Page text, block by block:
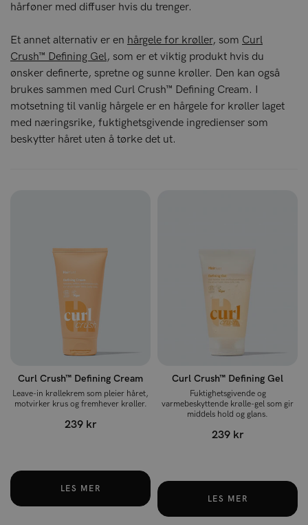
hårføner med diffuser hvis du trenger.
Et annet alternativ er en hårgele for krøller, som Curl
Crush™ Defining Gel, som er et viktig produkt hvis du
ønsker definerte, spretne og sunne krøller. Den kan også
brukes sammen med Curl Crush™ Defining Cream. I
motsetning til vanlig hårgele er en hårgele for krøller laget
med næringsrike, fuktighetsgivende ingredienser som
beskytter håret uten å tørke det ut.
Curl Crush™ Defining Cream
Leave-in krøllekrem som pleier håret,
motvirker krus og fremhever krøller.
239 kr
LES MER
Curl Crush™ Defining Gel
Fuktighetsgivende og
varmebeskyttende krølle-gel som gir
middels hold og glans.
239 kr
LES MER